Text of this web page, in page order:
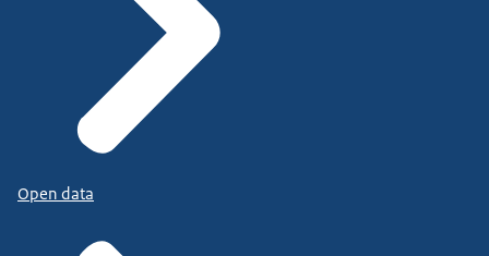
Open data